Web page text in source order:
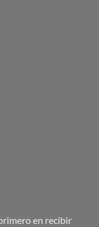
en recibir